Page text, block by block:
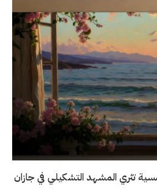
تثري المشهد التشكيلي في جازان